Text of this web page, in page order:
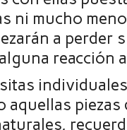
ni mucho
a perder
reacción
aquellas piezas